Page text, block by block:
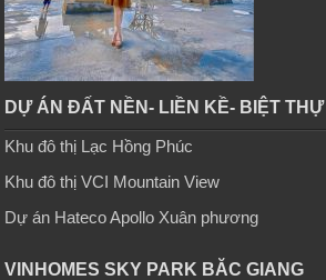
DỰ ÁN ĐẤT NỀN- LIỀN KỀ- BIỆT THỰ
Khu đô thị Lạc Hồng Phúc
Khu đô thị VCI Mountain View
Dự án Hateco Apollo Xuân phương
VINHOMES SKY PARK BĂC GIANG